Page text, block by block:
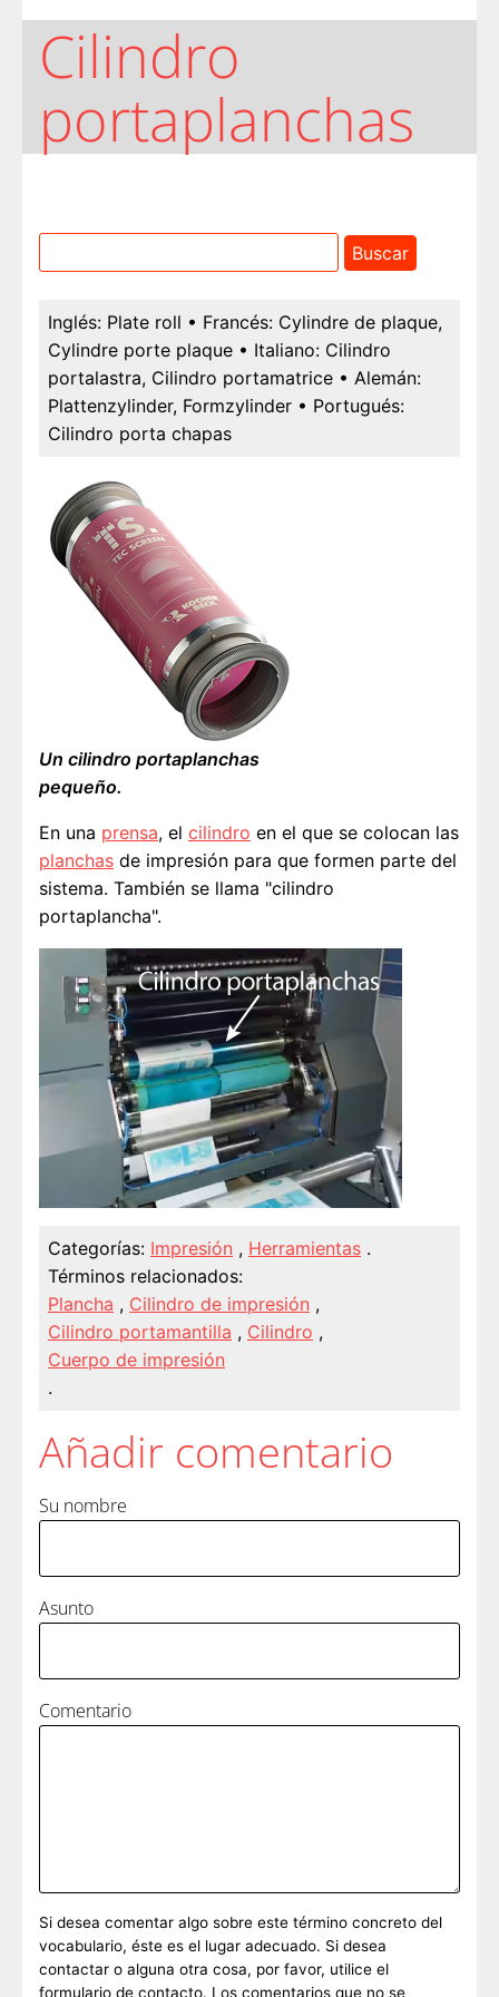
Cilindro
portaplanchas
Inglés: Plate roll • Francés: Cylindre de plaque,
Cylindre porte plaque • Italiano: Cilindro
portalastra, Cilindro portamatrice • Alemán:
Plattenzylinder, Formzylinder • Portugués:
Cilindro porta chapas
Un cilindro portaplanchas
pequeño.
En una prensa, el cilindro en el que se colocan las
planchas de impresión para que formen parte del
sistema. También se llama "cilindro
portaplancha".
Categorías: Impresión , Herramientas .
Términos relacionados:
Plancha , Cilindro de impresión ,
Cilindro portamantilla , Cilindro ,
Cuerpo de impresión
.
Añadir comentario
Su nombre
Asunto
Comentario
Si desea comentar algo sobre este término concreto del
vocabulario, éste es el lugar adecuado. Si desea
contactar o alguna otra cosa, por favor, utilice el
formulario de contacto. Los comentarios que no se